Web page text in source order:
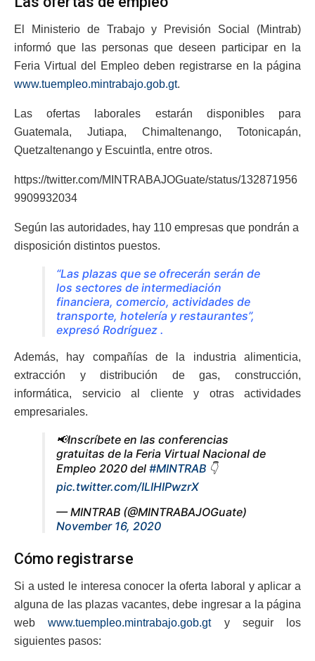
El Ministerio de Trabajo y Previsión Social (Mintrab)
informó que las personas que deseen participar en la
Feria Virtual del Empleo deben registrarse en la página
www.tuempleo.mintrabajo.gob.gt.
Las ofertas laborales estarán disponibles para
Guatemala, Jutiapa, Chimaltenango, Totonicapán,
Quetzaltenango y Escuintla, entre otros.
https://twitter.com/MINTRABAJOGuate/status/132871956
9909932034
Según las autoridades, hay 110 empresas que pondrán a
disposición distintos puestos.
“Las plazas que se ofrecerán serán de
los sectores de intermediación
financiera, comercio, actividades de
transporte, hotelería y restaurantes”,
expresó Rodríguez .
Además, hay compañías de la industria alimenticia,
extracción y distribución de gas, construcción,
informática, servicio al cliente y otras actividades
empresariales.
📢Inscríbete en las conferencias
gratuitas de la Feria Virtual Nacional de
Empleo 2020 del #MINTRAB 👇
pic.twitter.com/ILIHIPwzrX
— MINTRAB (@MINTRABAJOGuate)
November 16, 2020
Cómo registrarse
Si a usted le interesa conocer la oferta laboral y aplicar a
alguna de las plazas vacantes, debe ingresar a la página
webwww.tuempleo.mintrabajo.gob.gt y seguir los
siguientes pasos: